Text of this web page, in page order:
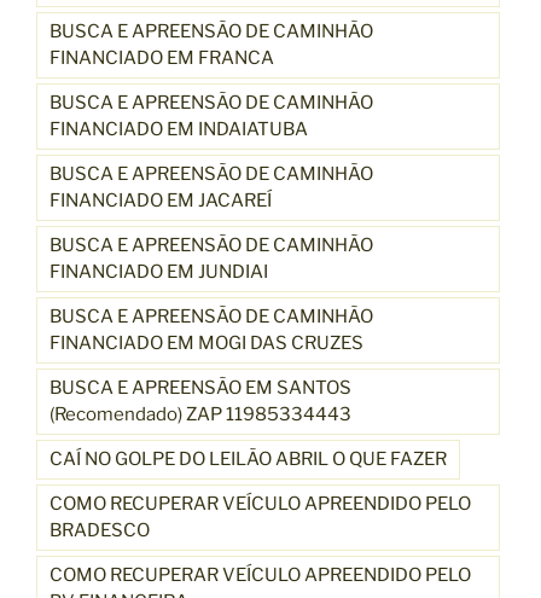
BUSCA E APREENSÃO DE CAMINHÃO
FINANCIADO EM FRANCA
BUSCA E APREENSÃO DE CAMINHÃO
FINANCIADO EM INDAIATUBA
BUSCA E APREENSÃO DE CAMINHÃO
FINANCIADO EM JACAREÍ
BUSCA E APREENSÃO DE CAMINHÃO
FINANCIADO EM JUNDIAI
BUSCA E APREENSÃO DE CAMINHÃO
FINANCIADO EM MOGI DAS CRUZES
BUSCA E APREENSÃO EM SANTOS
(Recomendado) ZAP 11985334443
CAÍ NO GOLPE DO LEILÃO ABRIL O QUE FAZER
COMO RECUPERAR VEÍCULO APREENDIDO PELO
BRADESCO
COMO RECUPERAR VEÍCULO APREENDIDO PELO